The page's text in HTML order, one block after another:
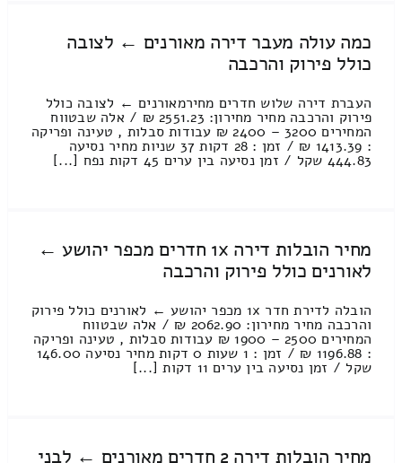
כמה עולה מעבר דירה מאורנים ← לצובה
כולל פירוק והרכבה
העברת דירה שלוש חדרים מחירמאורנים ← לצובה כולל
פירוק והרכבה מחיר מחירון: 2551.23 ₪ / אלה שבטווח
המחירים 3200 – 2400 ₪ עבודות סבלות , טעינה ופריקה
: 1413.39 ₪ / זמן : 28 דקות 37 שניות מחיר נסיעה
444.83 שקל / זמן נסיעה בין ערים 45 דקות נפח [...]
מחיר הובלות דירה 1x חדרים מכפר יהושע ←
לאורנים כולל פירוק והרכבה
הובלה לדירת חדר 1x מכפר יהושע ← לאורנים כולל פירוק
והרכבה מחיר מחירון: 2062.90 ₪ / אלה שבטווח
המחירים 2500 – 1900 ₪ עבודות סבלות , טעינה ופריקה
: 1196.88 ₪ / זמן : 1 שעות 0 דקות מחיר נסיעה 146.00
שקל / זמן נסיעה בין ערים 11 דקות [...]
מחיר הובלות דירה 2 חדרים מאורנים ← לבני